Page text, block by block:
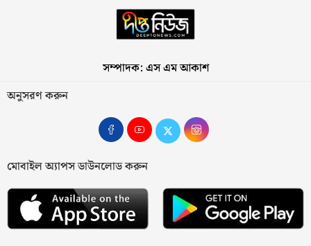
সম্পাদক: এস এম আকাশ
অনুসরণ করুন
মোবাইল অ্যাপস ডাউনলোড করুন